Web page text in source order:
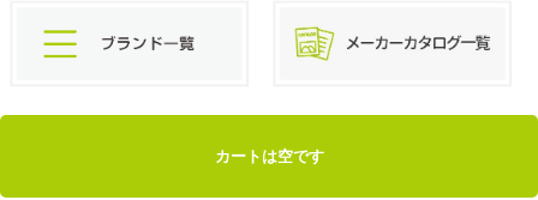
カートは空です